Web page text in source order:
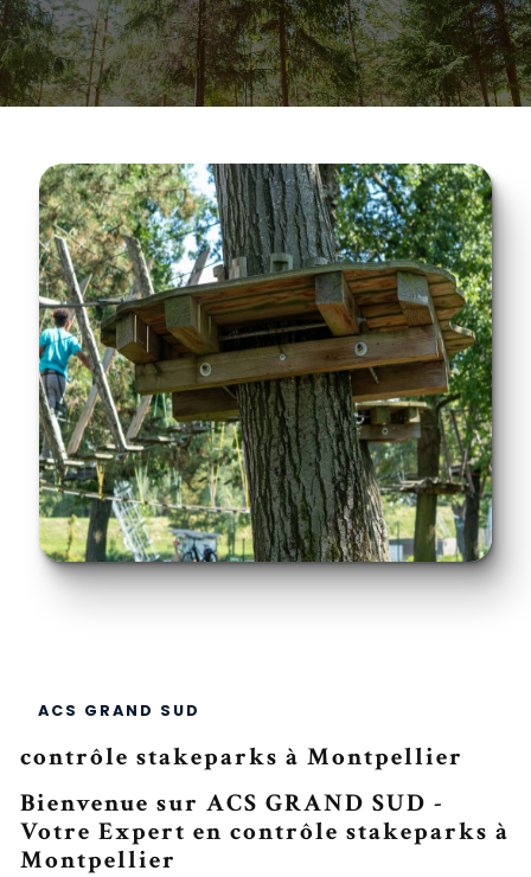
ACS GRAND SUD
contrôle stakeparks à Montpellier
Bienvenue sur ACS GRAND SUD -
Votre Expert en contrôle stakeparks à
Montpellier